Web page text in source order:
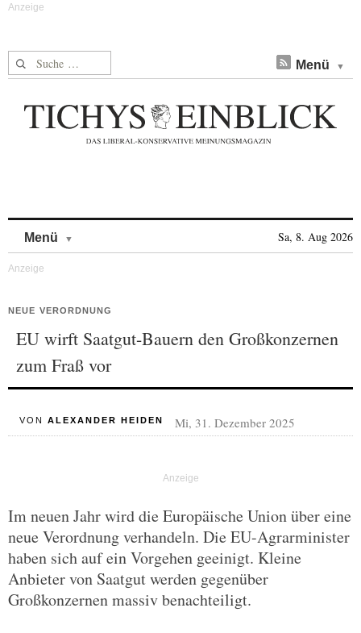
Suche nach: Menü
Menü Sa, 8. Aug 2026
NEUE VERORDNUNG
EU wirft Saatgut-Bauern den Großkonzernen
zum Fraß vor
VON ALEXANDER HEIDEN Mi, 31. Dezember 2025
Im neuen Jahr wird die Europäische Union über eine
neue Verordnung verhandeln. Die EU-Agrarminister
haben sich auf ein Vorgehen geeinigt. Kleine
Anbieter von Saatgut werden gegenüber
Großkonzernen massiv benachteiligt.